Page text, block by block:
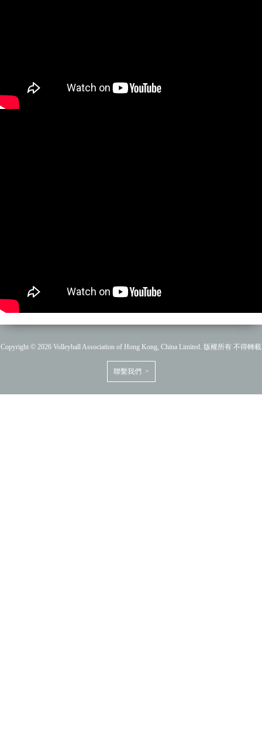
Copyright © 2026 Volleyball Association of Hong Kong, China Limited. 版權所有 不得轉載
聯繫我們 >